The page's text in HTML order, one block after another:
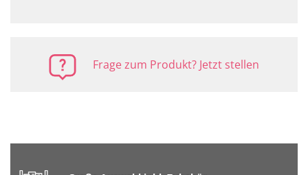
Frage zum Produkt? Jetzt stellen